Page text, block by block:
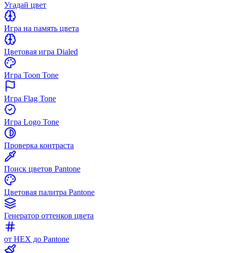
Угадай цвет
Игра на память цвета
Цветовая игра Dialed
Игра Toon Tone
Игра Flag Tone
Игра Logo Tone
Проверка контраста
Поиск цветов Pantone
Цветовая палитра Pantone
Генератор оттенков цвета
от HEX до Pantone